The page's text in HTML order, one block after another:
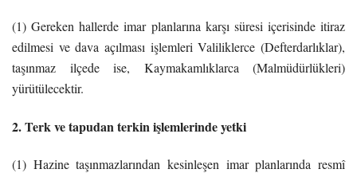
(1) Gereken hallerde imar planlarına karşı süresi içerisinde itiraz
edilmesi ve dava açılması işlemleri Valiliklerce (Defterdarlıklar),
taşınmaz ilçede ise, Kaymakamlıklarca (Malmüdürlükleri)
yürütülecektir.
2. Terk ve tapudan terkin işlemlerinde yetki
(1) Hazine taşınmazlarından kesinleşen imar planlarında resmî